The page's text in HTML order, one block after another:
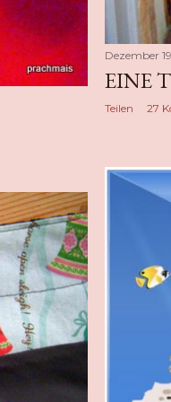
Dezember
EINE
Teilen 27